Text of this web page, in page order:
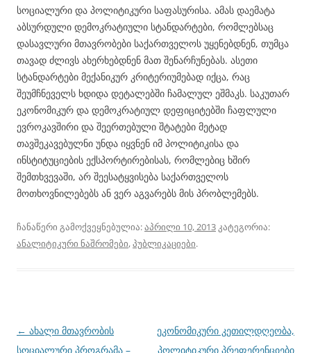
სოციალური და პოლიტიკური საფასურისა. ამას დაემატა
აბსურდული დემოკრატიული სტანდარტები, რომლებსაც
დასავლური მთავრობები საქართველოს უყენებდნენ, თუმცა
თავად ძლივს ახერხებდნენ მათ შენარჩუნებას. ასეთი
სტანდარტები მექანიკურ კრიტერიუმებად იქცა, რაც
შეუმჩნეველს ხდიდა დეტალებში ჩამალულ ეშმაკს. საკუთარ
ეკონომიკურ და დემოკრატიულ დეფიციტებში ჩაფლული
ევროკავშირი და შეერთებული შტატები მეტად
თავშეკავებულნი უნდა იყვნენ იმ პოლიტიკისა და
ინსტიტუციების ექსპორტირებისას, რომლებიც ხშირ
შემთხვევაში, არ შეესატყვისება საქართველოს
მოთხოვნილებებს ან ვერ აგვარებს მის პრობლემებს.
ჩანაწერი გამოქვეყნებულია:აპრილი 10, 2013კატეგორია:
ანალიტიკური ნაშრომები,პუბლიკაციები.
პოსტის
ნავიგაცია
← ახალი მთავრობის
სოციალური პროგრამა –
ეკონომიკური კეთილდღეობა,
პოლიტიკური პრეფერენციები